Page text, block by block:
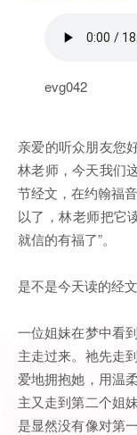
evg042
亲爱的听众朋友您
林老师，今天我们
节经文，在约翰福
以了，林老师把它
就信的有福了”。
是不是今天读的经
一位姐妹在梦中看
主走过来。祂先走
爱地拥抱她，用温
主又走到第二个姐
是显然没有像对第